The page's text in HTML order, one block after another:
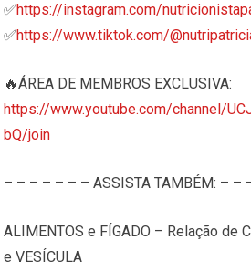
✅https://instagram.com/
✅https://www.tiktok.com/
🔥ÁREA DE MEMBROS EXCLUSIVA:
https://www.youtube.com/channel/
bQ/join
– – – – – – – ASSISTA TAMBÉM: – –
ALIMENTOS e FÍGADO – Relação de
e VESÍCULA